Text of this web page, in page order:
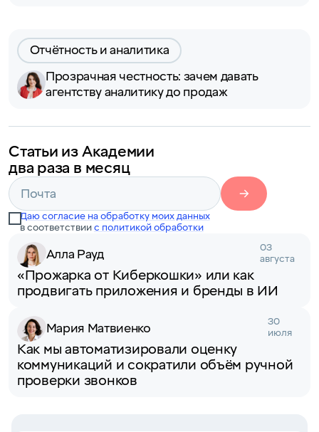
Отчётность и аналитика
Прозрачная честность: зачем давать
агентству аналитику до продаж
Статьи из Академии
два раза в месяц
Даю согласие на обработку моих данных
в соответствиис политикой обработки
Алла Рауд
03
августа
«Прожарка от Киберкошки» или как
продвигать приложения и бренды в ИИ
Мария Матвиенко
30
июля
Как мы автоматизировали оценку
коммуникаций и сократили объём ручной
проверки звонков